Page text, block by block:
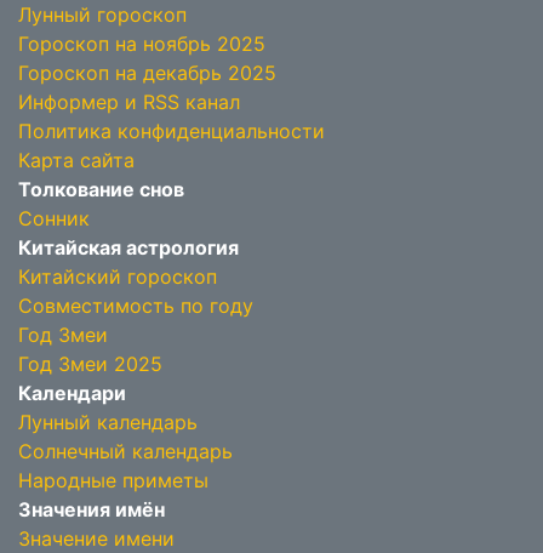
Лунный гороскоп
Гороскоп на ноябрь 2025
Гороскоп на декабрь 2025
Информер и RSS канал
Политика конфиденциальности
Карта сайта
Толкование снов
Сонник
Китайская астрология
Китайский гороскоп
Совместимость по году
Год Змеи
Год Змеи 2025
Календари
Лунный календарь
Солнечный календарь
Народные приметы
Значения имён
Значение имени